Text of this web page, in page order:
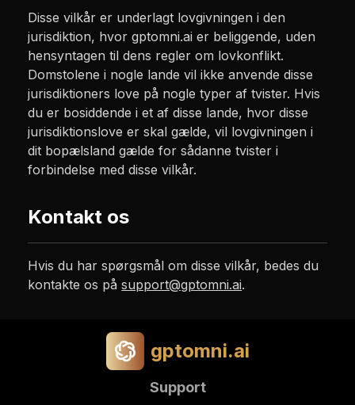
Disse vilkår er underlagt lovgivningen i den
jurisdiktion, hvor gptomni.ai er beliggende, uden
hensyntagen til dens regler om lovkonflikt.
Domstolene i nogle lande vil ikke anvende disse
jurisdiktioners love på nogle typer af tvister. Hvis
du er bosiddende i et af disse lande, hvor disse
jurisdiktionslove er skal gælde, vil lovgivningen i
dit bopælsland gælde for sådanne tvister i
forbindelse med disse vilkår.
Kontakt os
Hvis du har spørgsmål om disse vilkår, bedes du
kontakte os påsupport@gptomni.ai.
gptomni.ai
Support